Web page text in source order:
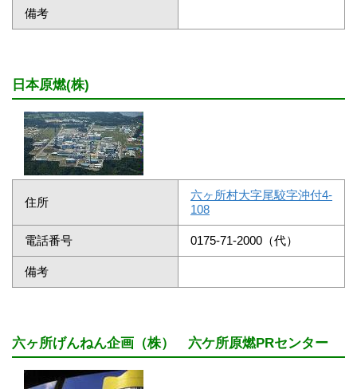
備考
日本原燃(株)
住所
六ヶ所村大字尾駮字沖付4-
108
電話番号 0175-71-2000（代）
備考
六ヶ所げんねん企画（株） 六ケ所原燃PRセンター